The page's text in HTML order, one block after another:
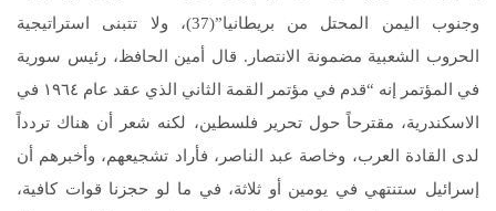
وجنوب اليمن المحتل من بريطانيا”(37)، ولا تتبنى استراتيجية
الحروب الشعبية مضمونة الانتصار. قال أمين الحافظ، رئيس سورية
في المؤتمر إنه “قدم في مؤتمر القمة الثاني الذي عقد عام ١٩٦٤ في
الاسكندرية، مقترحاً حول تحرير فلسطين، لكنه شعر أن هناك تردداً
لدى القادة العرب، وخاصة عبد الناصر، فأراد تشجيعهم، وأخبرهم أن
إسرائيل ستنتهي في يومين أو ثلاثة، في ما لو حجزنا قوات كافية،